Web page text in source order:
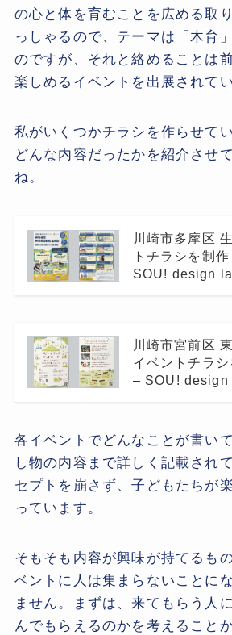
の心と体を育むことを広める取
っしゃるので、テーマは「木育
のですが、それと絡めることは
楽しめるイベントを出展されてい
私がいくつかチラシを作らせて
どんな内容だったかを紹介させ
ね。
川崎市多摩区
トチラシを制
SOU! design
川崎市宮前区
イベントチラ
– SOU! design
各イベントでどんなことが書い
し物の内容まで詳しく記載され
セプトを崩さず、子どもたちが
っています。
そもそも内容が興味が持てるも
ベントに人は集まらないことに
ません。まずは、来てもらう人
んでもらえるのかを考えること